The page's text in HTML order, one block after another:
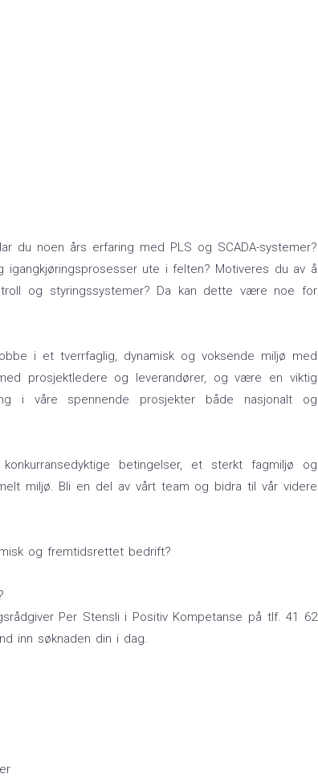
du noen års erfaring med PLS og SCADA-systemer?
igangkjøringsprosesser ute i felten? Motiveres du av å
og styringssystemer? Da kan dette være noe for
i et tverrfaglig, dynamisk og voksende miljø med
prosjektledere og leverandører, og være en viktig
i våre spennende prosjekter både nasjonalt og
betingelser, et sterkt fagmiljø og
miljø. Bli en del av vårt team og bidra til vår videre
og fremtidsrettet bedrift?
Per Stensli i Positiv Kompetanse på tlf. 41 62
inn søknaden din i dag.